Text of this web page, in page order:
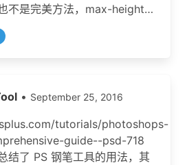
不是完美方法，max-height…
• September 25, 2016
tutorials/photoshops-
guide--psd-718
结了 PS 钢笔工具的用法，其